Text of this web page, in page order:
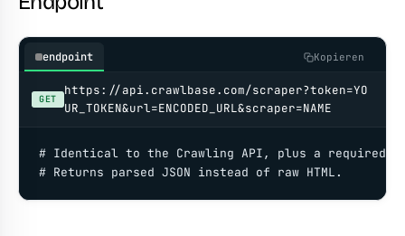
endpoint Kopieren
GET
https://api.crawlbase.com/scraper?token=YO
UR_TOKEN&url=ENCODED_URL&scraper=NAME
# Identical to the Crawling API, plus a required
# Returns parsed JSON instead of raw HTML.